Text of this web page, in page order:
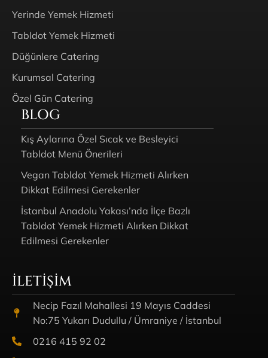
Yerinde Yemek Hizmeti
Tabldot Yemek Hizmeti
Düğünlere Catering
Kurumsal Catering
Özel Gün Catering
BLOG
Kış Aylarına Özel Sıcak ve Besleyici
Tabldot Menü Önerileri
Vegan Tabldot Yemek Hizmeti Alırken
Dikkat Edilmesi Gerekenler
İstanbul Anadolu Yakası’nda İlçe Bazlı
Tabldot Yemek Hizmeti Alırken Dikkat
Edilmesi Gerekenler
İLETIŞIM
Necip Fazıl Mahallesi 19 Mayıs Caddesi
No:75 Yukarı Dudullu / Ümraniye / İstanbul
0216 415 92 02